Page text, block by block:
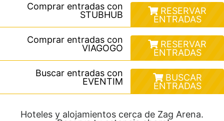
Comprar entradas con
STUBHUB
RESERVAR
ENTRADAS
Comprar entradas con
VIAGOGO
RESERVAR
ENTRADAS
Buscar entradas con
EVENTIM
BUSCAR
ENTRADAS
Hoteles y alojamientos cerca de Zag Arena.